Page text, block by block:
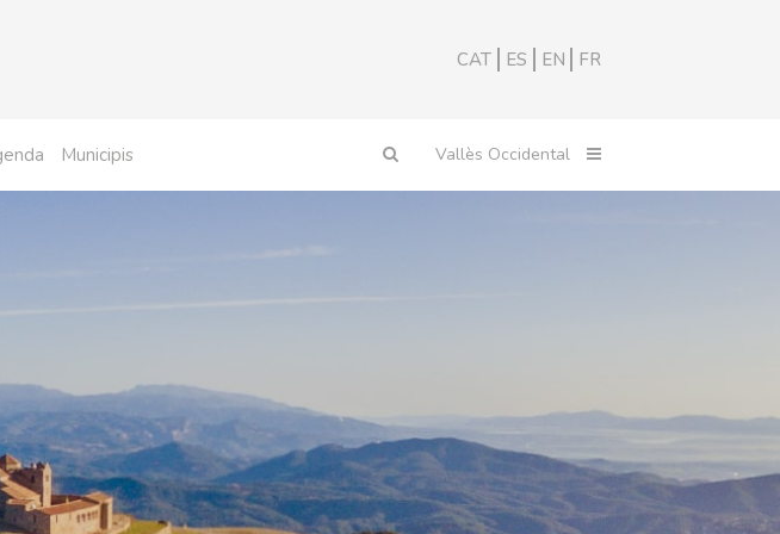
CAT ES EN FR
Municipis